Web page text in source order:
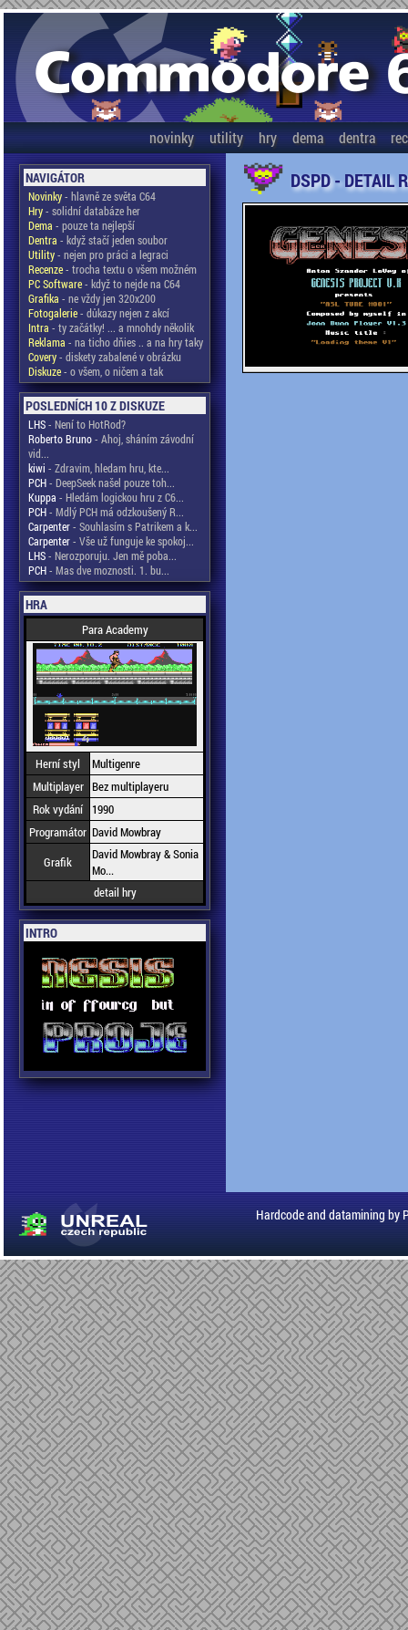
novinky utility hry dema dentra
NAVIGÁTOR
Novinky- hlavně ze světa C64
Hry- solidní databáze her
Dema - pouze ta nejlepší
Dentra - když stačí jeden soubor
Utility- nejen pro práci a legraci
Recenze- trocha textu o všem možném
PC Software- když to nejde na C64
Grafika - ne vždy jen 320x200
Fotogalerie- důkazy nejen z akcí
Intra - ty začátky! ... a mnohdy několik
Reklama - na ticho dňies .. a na hry taky
Covery- diskety zabalené v obrázku
Diskuze- o všem, o ničem a tak
POSLEDNÍCH 10 Z DISKUZE
LHS- Není to HotRod?
Roberto Bruno- Ahoj, sháním závodní
vid...
kiwi - Zdravim, hledam hru, kte...
PCH- DeepSeek našel pouze toh...
Kuppa - Hledám logickou hru z C6...
PCH- Mdlý PCH má odzkoušený R...
Carpenter- Souhlasím s Patrikem a k...
Carpenter- Vše už funguje ke spokoj...
LHS- Nerozporuju. Jen mě poba...
PCH- Mas dve moznosti. 1. bu...
HRA
Para Academy
Herní styl
Multigenre
Multiplayer Bez multiplayeru
Rok vydání
1990
Programátor David Mowbray
Grafik
David Mowbray & Sonia
Mo...
detail hry
INTRO
DSPD - DETAIL
Hardcode and datamining by